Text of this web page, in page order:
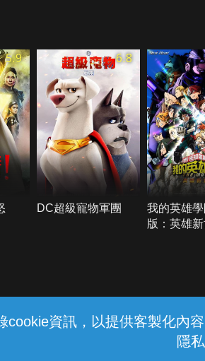
cookie資訊，以提供客製化內
隱
5.9 6.8
DC超級寵物軍團
我的英雄
版：英雄